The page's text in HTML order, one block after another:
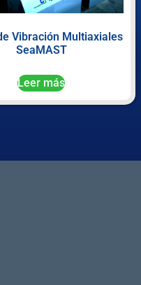
Vibración Multiaxiales
SeaMAST
Leer más